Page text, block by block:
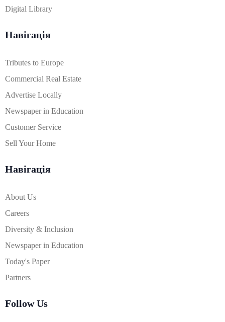
Digital Library
Навігація
Tributes to Europe
Commercial Real Estate
Advertise Locally
Newspaper in Education
Customer Service
Sell Your Home
Навігація
About Us
Careers
Diversity & Inclusion
Newspaper in Education
Today's Paper
Partners
Follow Us